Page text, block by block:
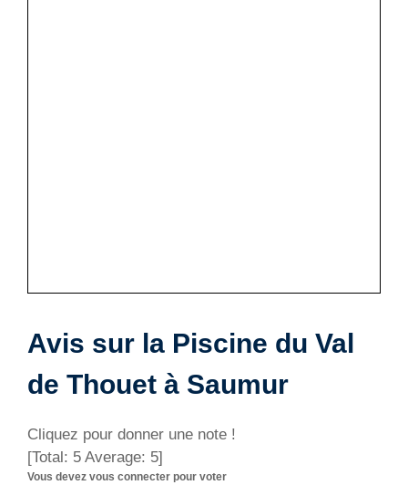
Avis sur la Piscine du Val
de Thouet à Saumur
Cliquez pour donner une note !
[Total: 5 Average: 5]
Vous devez vous connecter pour voter